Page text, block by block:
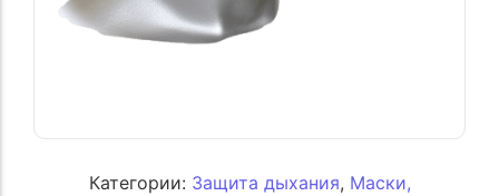
Категории: Защита дыхания, Маски,